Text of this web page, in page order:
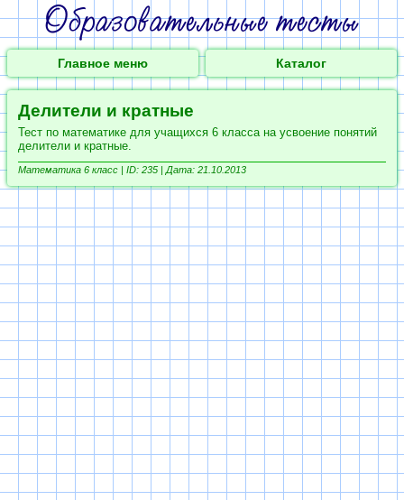
Главное меню Каталог
Делители и кратные
Тест по математике для учащихся 6 класса на усвоение понятий
делители и кратные.
Математика 6 класс | ID: 235 | Дата: 21.10.2013